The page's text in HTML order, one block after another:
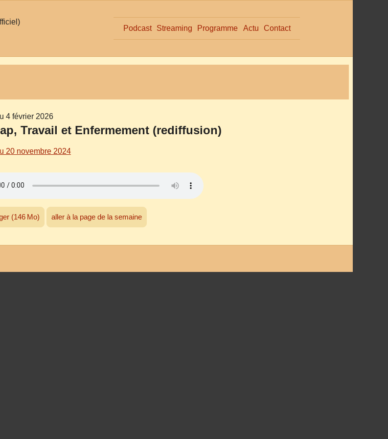
Podcast Streaming Programme Actu Contact
4 février 2026
Travail et Enfermement (rediffusion)
20 novembre 2024
(146 Mo) aller à la page de la semaine